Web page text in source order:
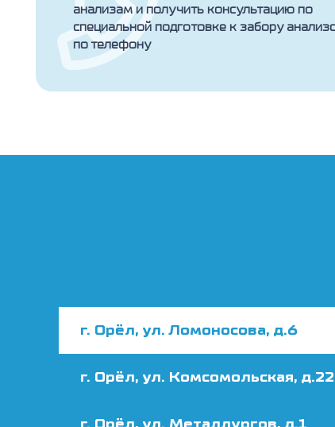
анализам и получить консультацию по
специальной подготовке к забору
по телефону
г. Орёл, ул. Ломоносова, д.6
г. Орёл, ул. Комсомольская,